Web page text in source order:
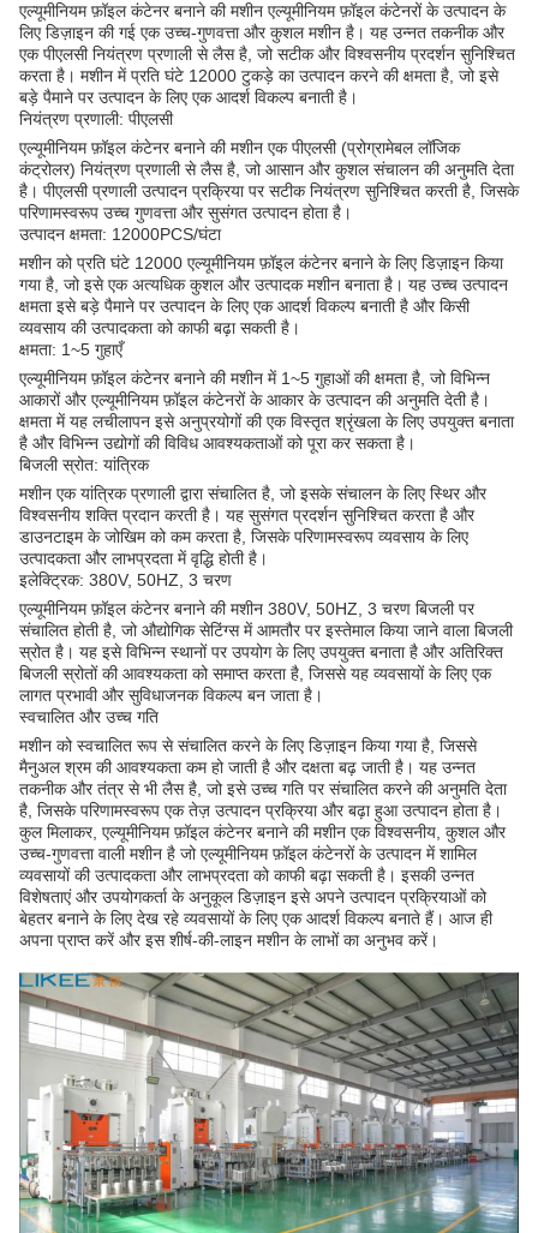
एल्यूमीनियम फ़ॉइल कंटेनर बनाने की मशीन एल्यूमीनियम फ़ॉइल कंटेनरों के उत्पादन के
लिए डिज़ाइन की गई एक उच्च-गुणवत्ता और कुशल मशीन है। यह उन्नत तकनीक और
एक पीएलसी नियंत्रण प्रणाली से लैस है, जो सटीक और विश्वसनीय प्रदर्शन सुनिश्चित
करता है। मशीन में प्रति घंटे 12000 टुकड़े का उत्पादन करने की क्षमता है, जो इसे
बड़े पैमाने पर उत्पादन के लिए एक आदर्श विकल्प बनाती है।
नियंत्रण प्रणाली: पीएलसी
एल्यूमीनियम फ़ॉइल कंटेनर बनाने की मशीन एक पीएलसी (प्रोग्रामेबल लॉजिक
कंट्रोलर) नियंत्रण प्रणाली से लैस है, जो आसान और कुशल संचालन की अनुमति देता
है। पीएलसी प्रणाली उत्पादन प्रक्रिया पर सटीक नियंत्रण सुनिश्चित करती है, जिसके
परिणामस्वरूप उच्च गुणवत्ता और सुसंगत उत्पादन होता है।
उत्पादन क्षमता: 12000PCS/घंटा
मशीन को प्रति घंटे 12000 एल्यूमीनियम फ़ॉइल कंटेनर बनाने के लिए डिज़ाइन किया
गया है, जो इसे एक अत्यधिक कुशल और उत्पादक मशीन बनाता है। यह उच्च उत्पादन
क्षमता इसे बड़े पैमाने पर उत्पादन के लिए एक आदर्श विकल्प बनाती है और किसी
व्यवसाय की उत्पादकता को काफी बढ़ा सकती है।
क्षमता: 1~5 गुहाएँ
एल्यूमीनियम फ़ॉइल कंटेनर बनाने की मशीन में 1~5 गुहाओं की क्षमता है, जो विभिन्न
आकारों और एल्यूमीनियम फ़ॉइल कंटेनरों के आकार के उत्पादन की अनुमति देती है।
क्षमता में यह लचीलापन इसे अनुप्रयोगों की एक विस्तृत श्रृंखला के लिए उपयुक्त बनाता
है और विभिन्न उद्योगों की विविध आवश्यकताओं को पूरा कर सकता है।
बिजली स्रोत: यांत्रिक
मशीन एक यांत्रिक प्रणाली द्वारा संचालित है, जो इसके संचालन के लिए स्थिर और
विश्वसनीय शक्ति प्रदान करती है। यह सुसंगत प्रदर्शन सुनिश्चित करता है और
डाउनटाइम के जोखिम को कम करता है, जिसके परिणामस्वरूप व्यवसाय के लिए
उत्पादकता और लाभप्रदता में वृद्धि होती है।
इलेक्ट्रिक: 380V, 50HZ, 3 चरण
एल्यूमीनियम फ़ॉइल कंटेनर बनाने की मशीन 380V, 50HZ, 3 चरण बिजली पर
संचालित होती है, जो औद्योगिक सेटिंग्स में आमतौर पर इस्तेमाल किया जाने वाला बिजली
स्रोत है। यह इसे विभिन्न स्थानों पर उपयोग के लिए उपयुक्त बनाता है और अतिरिक्त
बिजली स्रोतों की आवश्यकता को समाप्त करता है, जिससे यह व्यवसायों के लिए एक
लागत प्रभावी और सुविधाजनक विकल्प बन जाता है।
स्वचालित और उच्च गति
मशीन को स्वचालित रूप से संचालित करने के लिए डिज़ाइन किया गया है, जिससे
मैनुअल श्रम की आवश्यकता कम हो जाती है और दक्षता बढ़ जाती है। यह उन्नत
तकनीक और तंत्र से भी लैस है, जो इसे उच्च गति पर संचालित करने की अनुमति देता
है, जिसके परिणामस्वरूप एक तेज़ उत्पादन प्रक्रिया और बढ़ा हुआ उत्पादन होता है।
कुल मिलाकर, एल्यूमीनियम फ़ॉइल कंटेनर बनाने की मशीन एक विश्वसनीय, कुशल और
उच्च-गुणवत्ता वाली मशीन है जो एल्यूमीनियम फ़ॉइल कंटेनरों के उत्पादन में शामिल
व्यवसायों की उत्पादकता और लाभप्रदता को काफी बढ़ा सकती है। इसकी उन्नत
विशेषताएं और उपयोगकर्ता के अनुकूल डिज़ाइन इसे अपने उत्पादन प्रक्रियाओं को
बेहतर बनाने के लिए देख रहे व्यवसायों के लिए एक आदर्श विकल्प बनाते हैं। आज ही
अपना प्राप्त करें और इस शीर्ष-की-लाइन मशीन के लाभों का अनुभव करें।